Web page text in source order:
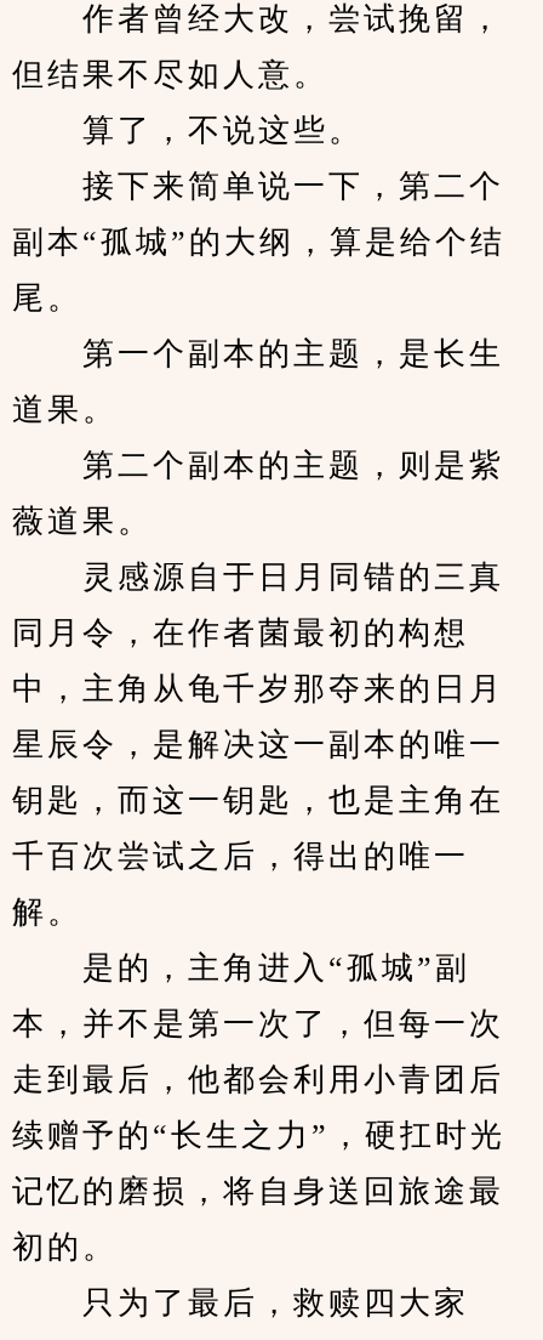
作者曾经大改，尝试挽留，
但结果不尽如人意。
算了，不说这些。
接下来简单说一下，第二个
副本“孤城”的大纲，算是给个结
尾。
第一个副本的主题，是长生
道果。
第二个副本的主题，则是紫
薇道果。
灵感源自于日月同错的三真
同月令，在作者菌最初的构想
中，主角从龟千岁那夺来的日月
星辰令，是解决这一副本的唯一
钥匙，而这一钥匙，也是主角在
千百次尝试之后，得出的唯一
解。
是的，主角进入“孤城”副
本，并不是第一次了，但每一次
走到最后，他都会利用小青团后
续赠予的“长生之力”，硬扛时光
记忆的磨损，将自身送回旅途最
初的。
只为了最后，救赎四大家